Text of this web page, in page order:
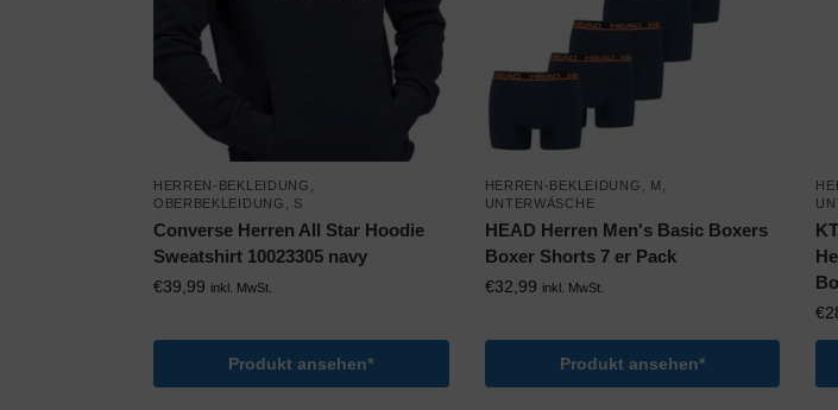
HERREN-BEKLEIDUNG
OBERBEKLEIDUNG
S
Converse Herren All Star Hoodie
Sweatshirt 10023305 navy
€39,99 inkl. MwSt.
Produkt ansehen*
HERREN-BEKLEIDUNG M
UNTERWÄSCHE
HEAD Herren Men's Basic Boxers
Boxer Shorts 7 er Pack
€32,99 inkl. MwSt.
Produkt ansehen*
€